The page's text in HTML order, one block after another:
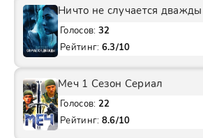
Ничто не случается
Голосов: 32
Рейтинг: 6.3/10
Меч 1 Сезон Сериал
Голосов: 22
Рейтинг: 8.6/10